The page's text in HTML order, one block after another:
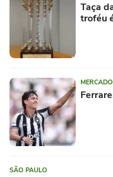
Taça
troféu
SÃO PAULO